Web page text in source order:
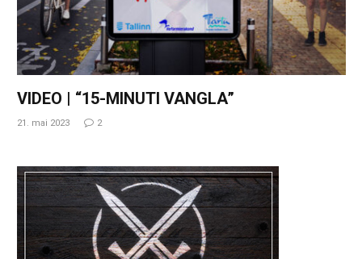
VIDEO | “15-MINUTI VANGLA”
21. mai 2023 2